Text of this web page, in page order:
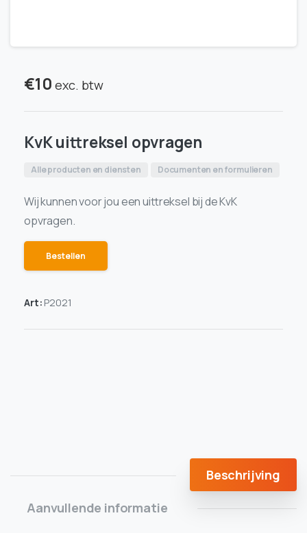
€10 exc. btw
KvK uittreksel opvragen
Alle producten en diensten Documenten en formulieren
Wij kunnen voor jou een uittreksel bij de KvK
opvragen.
Bestellen
Art: P2021
Beschrijving
Aanvullende informatie